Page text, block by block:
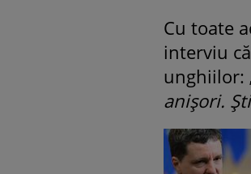
Cu toate
interviu
unghiilor:
anișori.